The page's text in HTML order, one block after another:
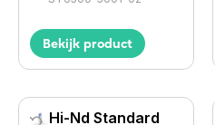
Bekijk product
Hi-Nd Standard